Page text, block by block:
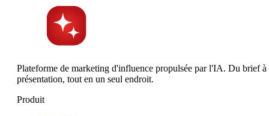
Plateforme de marketing d'influence propulsée par l'IA. Du brief à
présentation, tout en un seul endroit.
Produit